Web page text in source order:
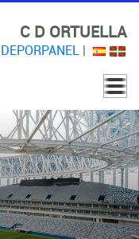
C D ORTUELLA
DEPORPANEL |